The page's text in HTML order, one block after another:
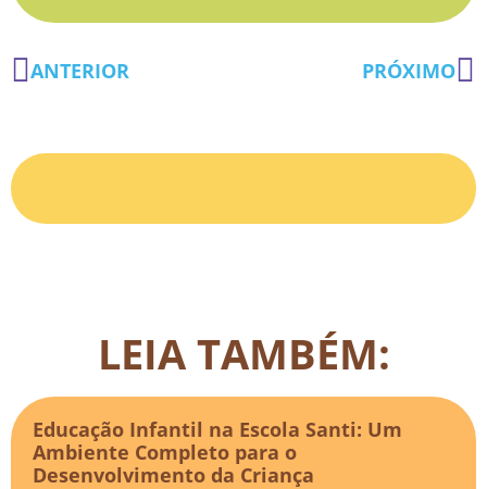
ANTERIOR PRÓXIMO
LEIA TAMBÉM:
Educação Infantil na Escola Santi: Um
Ambiente Completo para o
Desenvolvimento da Criança